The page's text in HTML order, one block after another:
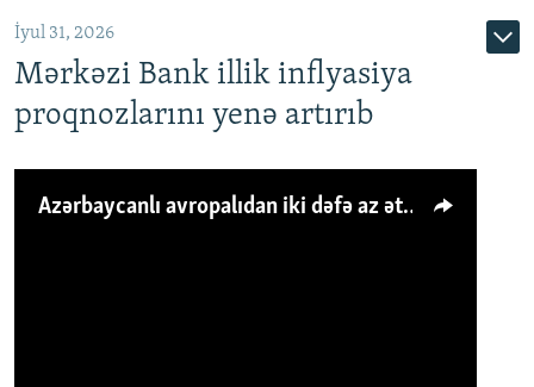
İyul 31, 2026
Mərkəzi Bank illik inflyasiya
proqnozlarını yenə artırıb
Azərbaycanlı avropalıdan iki dəfə az ət yeyir, amma... 'Qiymət artımı qaçılmazdır'